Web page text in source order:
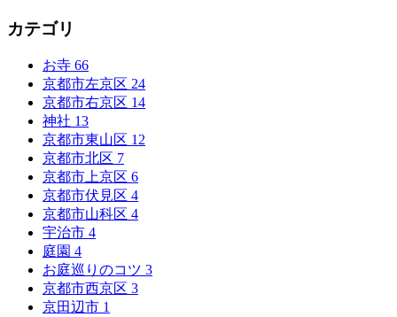
カテゴリ
お寺 66
京都市左京区 24
京都市右京区 14
神社 13
京都市東山区 12
京都市北区 7
京都市上京区 6
京都市伏見区 4
京都市山科区 4
宇治市 4
庭園 4
お庭巡りのコツ 3
京都市西京区 3
京田辺市 1